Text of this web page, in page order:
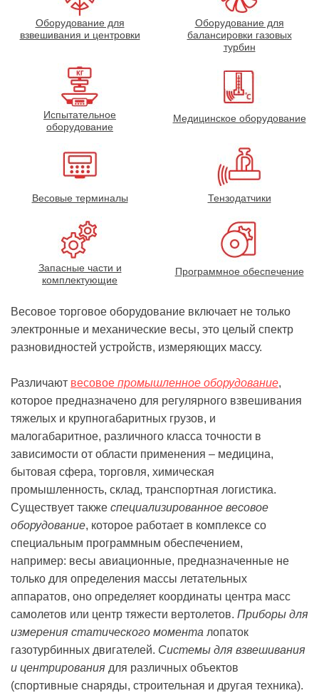
Оборудование для
взвешивания и центровки
Оборудование для
балансировки газовых
турбин
Испытательное
оборудование
Медицинское оборудование
Весовые терминалы Тензодатчики
Запасные части и
комплектующие
Программное обеспечение
Весовое торговое оборудование включает не только
электронные и механические весы, это целый спектр
разновидностей устройств, измеряющих массу.
Различают весовое промышленное оборудование,
которое предназначено для регулярного взвешивания
тяжелых и крупногабаритных грузов, и
малогабаритное, различного класса точности в
зависимости от области применения – медицина,
бытовая сфера, торговля, химическая
промышленность, склад, транспортная логистика.
Существует также специализированное весовое
оборудование, которое работает в комплексе со
специальным программным обеспечением,
например: весы авиационные, предназначенные не
только для определения массы летательных
аппаратов, оно определяет координаты центра масс
самолетов или центр тяжести вертолетов. Приборы для
измерения статического момента лопаток
газотурбинных двигателей. Системы для взвешивания
и центрирования для различных объектов
(спортивные снаряды, строительная и другая техника).